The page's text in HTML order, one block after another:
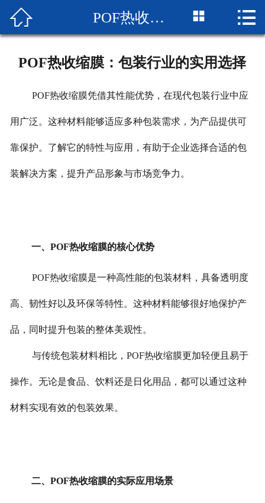
网站首页
 POF热收缩膜：包装行业的实用选择  
POF热收缩膜：包装行业的实用选择
POF热收缩膜凭借其性能优势，在现代包装行业中应
用广泛。这种材料能够适应多种包装需求，为产品提供可
靠保护。了解它的特性与应用，有助于企业选择合适的包
装解决方案，提升产品形象与市场竞争力。
一、POF热收缩膜的核心优势
POF热收缩膜是一种高性能的包装材料，具备透明度
高、韧性好以及环保等特性。这种材料能够很好地保护产
品，同时提升包装的整体美观性。
与传统包装材料相比，POF热收缩膜更加轻便且易于
操作。无论是食品、饮料还是日化用品，都可以通过这种
材料实现有效的包装效果。
二、POF热收缩膜的实际应用场景